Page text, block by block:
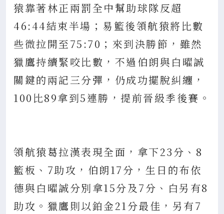
猿靠著林正兩罰全中幫助球隊反超
46:44結束半場；易籃後領航猿將比數
些微拉開至75:70；來到決勝節，雖然
獵鷹持續緊咬比數，不過伯朗與白曜誠
關鍵的兩記三分彈，仍成功擺脫糾纏，
100比89拿到5連勝，提前晉級季後賽。
領航猿葛拉漢表現全面，拿下23分、8
籃板、7助攻，伯朗17分，生日的布依
德與白曜誠分別拿15分及7分、白另有8
助攻。獵鷹則以鉑金21分最佳，另有7